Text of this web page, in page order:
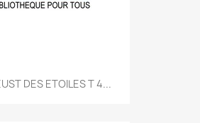
DES ETOILES T 4...